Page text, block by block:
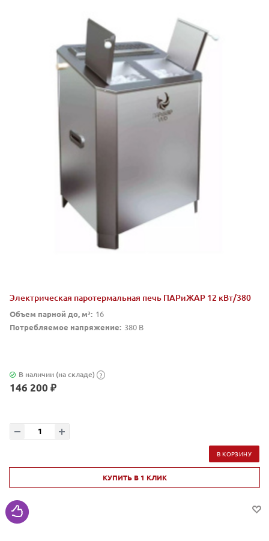
Электрическая паротермальная печь ПАРиЖАР 12 кВт/380
Объем парной до, м³: 16
Потребляемое напряжение: 380 В
В наличии (на складе) ?
146 200 ₽
В КОРЗИНУ
КУПИТЬ В 1 КЛИК